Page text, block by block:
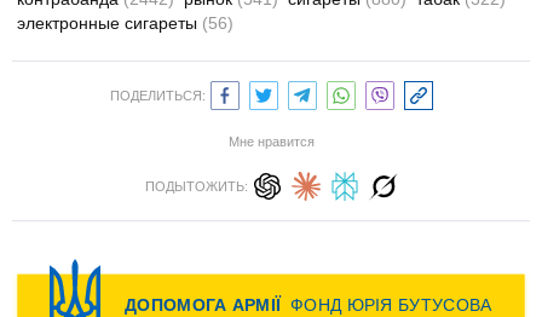
электронные сигареты (56)
ПОДЕЛИТЬСЯ:
Мне нравится
ПОДЫТОЖИТЬ: